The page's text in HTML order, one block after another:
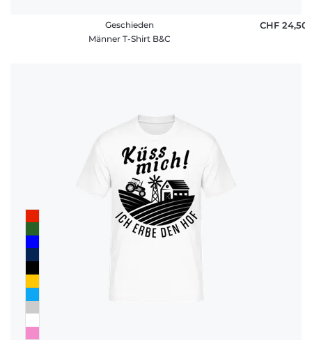
Geschieden
Männer T-Shirt B&C
CHF 24,50